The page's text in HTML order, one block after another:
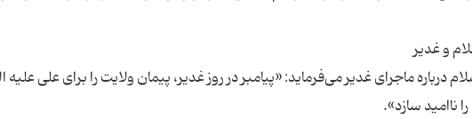
درباره ماجرای غدیر می‌فرماید: «پیامبر در روز غدیر، پیمان ولایت را برای علی